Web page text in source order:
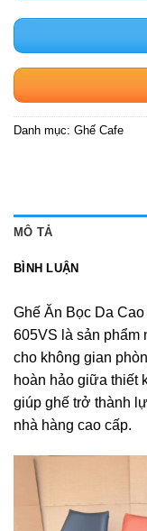
Danh mục: Ghế Cafe
MÔ TẢ
BÌNH LUẬN
Ghế Ăn Bọc Da
605VS là sản phẩm
cho không gian
hoàn hảo giữa thiết
giúp ghế trở thành
nhà hàng cao cấp.